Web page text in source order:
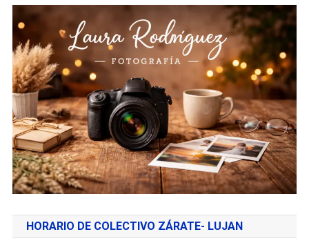
HORARIO DE COLECTIVO ZÁRATE- LUJAN